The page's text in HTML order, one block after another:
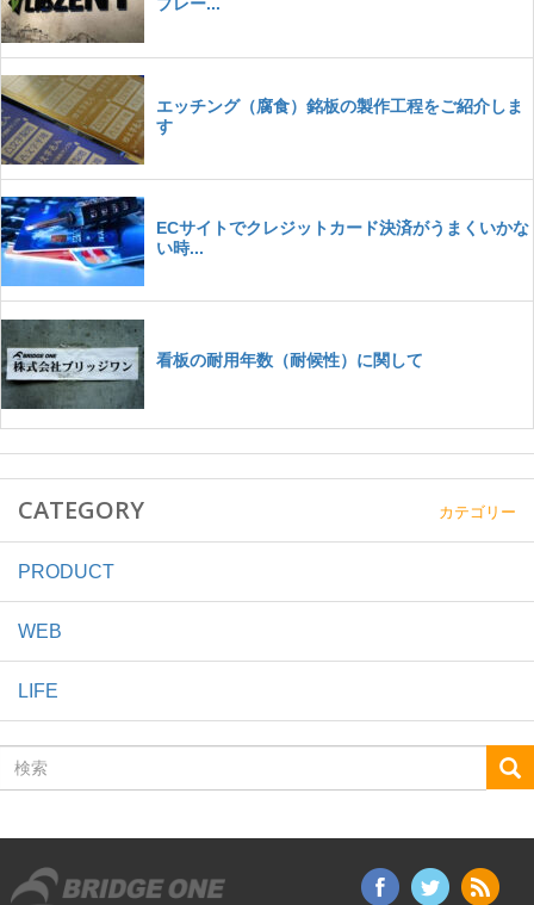
CATEGORY カテゴリー
PRODUCT
WEB
LIFE